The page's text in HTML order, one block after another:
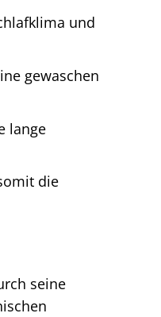
und
gewaschen
lange
die
seine